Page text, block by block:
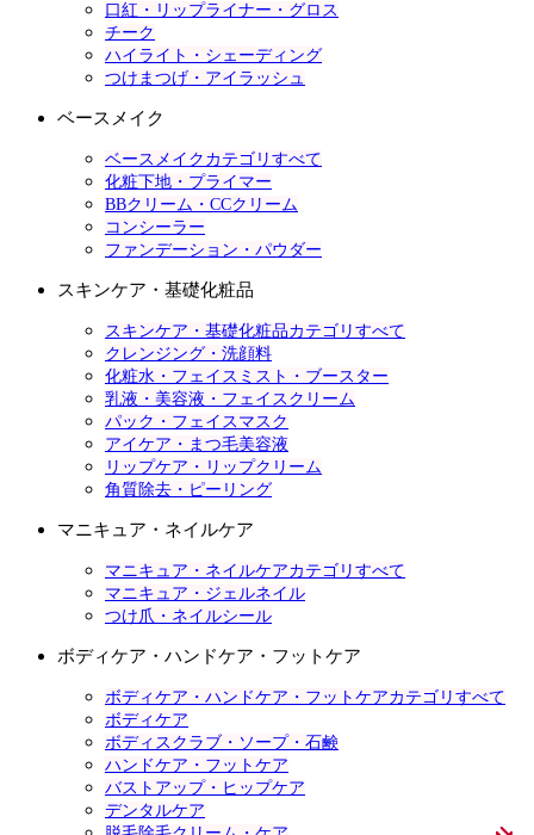
口紅・リップライナー・グロス
チーク
ハイライト・シェーディング
つけまつげ・アイラッシュ
ベースメイク
ベースメイクカテゴリすべて
化粧下地・プライマー
BBクリーム・CCクリーム
コンシーラー
ファンデーション・パウダー
スキンケア・基礎化粧品
スキンケア・基礎化粧品カテゴリすべて
クレンジング・洗顔料
化粧水・フェイスミスト・ブースター
乳液・美容液・フェイスクリーム
パック・フェイスマスク
アイケア・まつ毛美容液
リップケア・リップクリーム
角質除去・ピーリング
マニキュア・ネイルケア
マニキュア・ネイルケアカテゴリすべて
マニキュア・ジェルネイル
つけ爪・ネイルシール
ボディケア・ハンドケア・フットケア
ボディケア・ハンドケア・フットケアカテゴリすべて
ボディケア
ボディスクラブ・ソープ・石鹸
ハンドケア・フットケア
バストアップ・ヒップケア
デンタルケア